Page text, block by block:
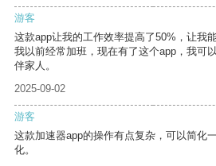
游客
这款app让我的工作效率提高了50%，让我
我以前经常加班，现在有了这个app，我可
伴家人。
2025-09-02
游客
这款加速器app的操作有点复杂，可以简化
化。